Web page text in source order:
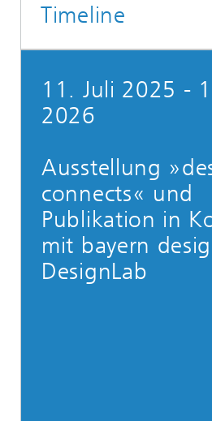
Timeline
11. Juli 2025 -
2026
Ausstellung
connects« und
Publikation in
mit bayern
DesignLab